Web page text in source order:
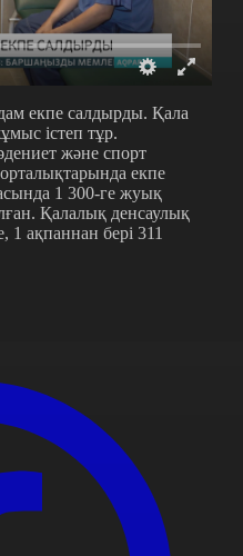
екпе салдырды. Қала
істеп тұр.
және спорт
екпе
1 300-ге жуық
Қалалық денсаулық
1 ақпаннан бері 311